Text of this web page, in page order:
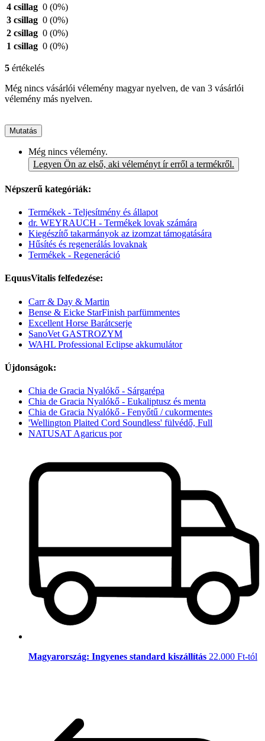
4 csillag 0 (0%)
3 csillag 0 (0%)
2 csillag 0 (0%)
1 csillag 0 (0%)
5 értékelés
Még nincs vásárlói vélemény magyar nyelven, de van 3 vásárlói
vélemény más nyelven.
Mutatás
Még nincs vélemény.
Legyen Ön az első, aki véleményt ír erről a termékről.
Népszerű kategóriák:
Termékek - Teljesítmény és állapot
dr. WEYRAUCH - Termékek lovak számára
Kiegészítő takarmányok az izomzat támogatására
Hűsítés és regenerálás lovaknak
Termékek - Regeneráció
EquusVitalis felfedezése:
Carr & Day & Martin
Bense & Eicke StarFinish parfümmentes
Excellent Horse Barátcserje
SanoVet GASTROZYM
WAHL Professional Eclipse akkumulátor
Újdonságok:
Chia de Gracia Nyalókő - Sárgarépa
Chia de Gracia Nyalókő - Eukaliptusz és menta
Chia de Gracia Nyalókő - Fenyőtű / cukormentes
'Wellington Plaited Cord Soundless' fülvédő, Full
NATUSAT Agaricus por
Magyarország: Ingyenes standard kiszállítás 22.000 Ft-tól